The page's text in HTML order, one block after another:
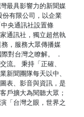
最具影響力的新聞媒
有限公司，以企業
央通訊社設置條
通訊社，獨立超然執
，服務大眾傳播媒
對台灣之瞭解。 ．
流。 秉持「正確、
新聞團隊每天以中、
表、影音與資訊，是
戶擴大為閱聽大眾；
「台灣之眼，世界之